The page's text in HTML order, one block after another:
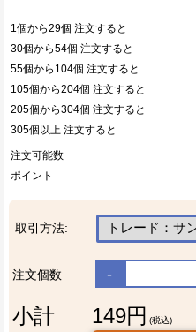
1個から29個 注文すると
30個から54個 注文すると
55個から104個 注文すると
105個から204個 注文すると
205個から304個 注文すると
305個以上 注文すると
注文可能数
ポイント
取引方法:
注文個数 -
小計 149円 (税込)